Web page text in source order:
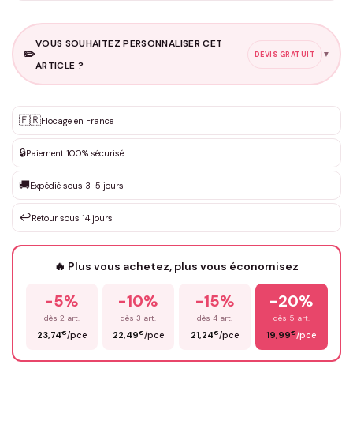
✏️
VOUS SOUHAITEZ PERSONNALISER CET
ARTICLE ?
DEVIS GRATUIT ▼
✨ Personnalisation sur mesure
DEVIS GRATUIT · Personnalisation de 3 à 10€ selon la demande
Que souhaitez-vous ?*
Votre texte / idée*
Prénom*
🇫🇷Flocage en France
🔒Paiement 100% sécurisé
🚚Expédié sous 3-5 jours
↩️Retour sous 14 jours
🔥 Plus vous achetez, plus vous économisez
-5%
dès 2 art.
23,74€/pce
-10%
dès 3 art.
22,49€/pce
-15%
dès 4 art.
21,24€/pce
-20%
dès 5 art.
19,99€/pce